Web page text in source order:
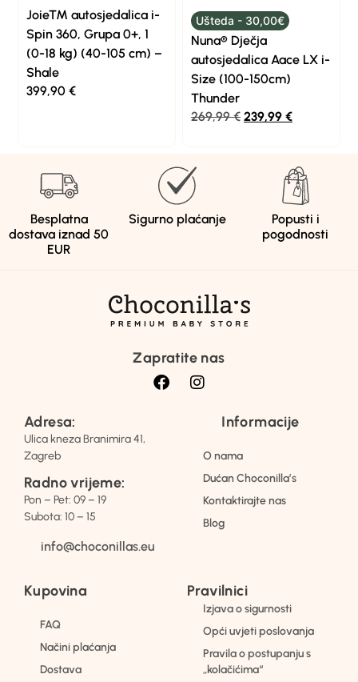
Joie™ autosjedalica i-
Spin 360, Grupa 0+, 1
(0-18 kg) (40-105 cm) –
Shale
399,90€
Ušteda - 30,00€
Nuna® Dječja
autosjedalica Aace LX i-
Size (100-150cm)
Thunder
269,99€ 239,99 €
Besplatna
dostava iznad 50
EUR
Sigurno plaćanje
Popusti i
pogodnosti
Zapratite nas
Adresa:
Ulica kneza Branimira 41,
Zagreb
Radno vrijeme:
Pon – Pet: 09 – 19
Subota: 10 – 15
info@choconillas.eu
Informacije
O nama
Dućan Choconilla’s
Kontaktirajte nas
Blog
Kupovina
FAQ
Načini plaćanja
Dostava
Pravilnici
Izjava o sigurnosti
Opći uvjeti poslovanja
Pravila o postupanju s
„kolačićima“